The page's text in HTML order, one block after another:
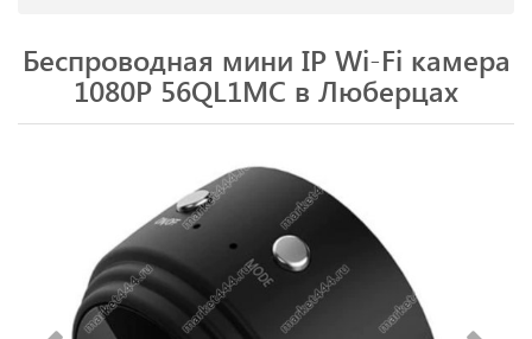
Беспроводная мини IP Wi-Fi камера
1080P 56QL1MC в Люберцах